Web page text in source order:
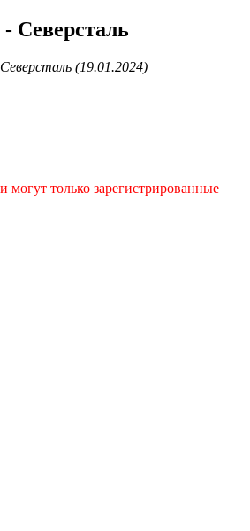
Северсталь
(19.01.2024)
могут только зарегистрированные